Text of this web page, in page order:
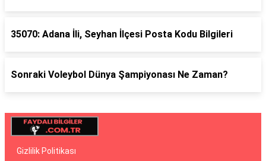
35070: Adana İli, Seyhan İlçesi Posta Kodu Bilgileri
Sonraki Voleybol Dünya Şampiyonası Ne Zaman?
Gizlilik Politikası